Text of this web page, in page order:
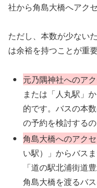
社から角島大橋へアク
ただし、本数が少ない
は余裕を持つことが重要
元乃隅神社へのア
または「人丸駅」
的です。バスの本
の予約を検討するの
角島大橋へのアク
い駅）」からバス
「道の駅北浦街道
角島大橋を渡るバ